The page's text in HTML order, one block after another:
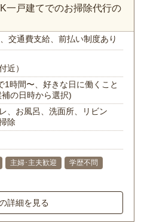
一戸建てでのお掃除代行の
、交通費支給、前払い制度あり
近）
1時間〜、好きな日に働くこと
の日時から選択)
、お風呂、洗面所、リビン
除
主婦･主夫歓迎
学歴不問
詳細を見る